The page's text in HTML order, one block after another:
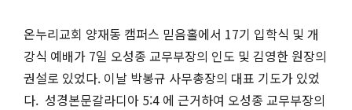
온누리교회 양재동 캠퍼스 믿음홀에서 17기 입학식 및 개
강식 예배가 7일 오성종 교무부장의 인도 및 김영한 원장의
권설로 있었다. 이날 박봉규 사무총장의 대표 기도가 있었
다. 성경본문갈라디아 5:4 에 근거하여 오성종 교무부장의